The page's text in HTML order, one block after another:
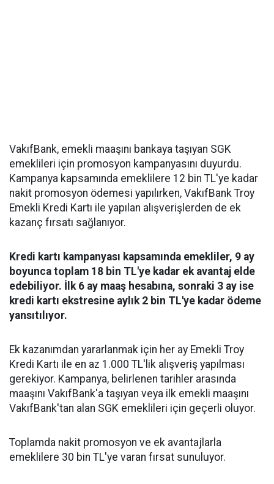
VakıfBank, emekli maaşını bankaya taşıyan SGK
emeklileri için promosyon kampanyasını duyurdu.
Kampanya kapsamında emeklilere 12 bin TL'ye kadar
nakit promosyon ödemesi yapılırken, VakıfBank Troy
Emekli Kredi Kartı ile yapılan alışverişlerden de ek
kazanç fırsatı sağlanıyor.
Kredi kartı kampanyası kapsamında emekliler, 9 ay
boyunca toplam 18 bin TL'ye kadar ek avantaj elde
edebiliyor. İlk 6 ay maaş hesabına, sonraki 3 ay ise
kredi kartı ekstresine aylık 2 bin TL'ye kadar ödeme
yansıtılıyor.
Ek kazanımdan yararlanmak için her ay Emekli Troy
Kredi Kartı ile en az 1.000 TL'lik alışveriş yapılması
gerekiyor. Kampanya, belirlenen tarihler arasında
maaşını VakıfBank'a taşıyan veya ilk emekli maaşını
VakıfBank'tan alan SGK emeklileri için geçerli oluyor.
Toplamda nakit promosyon ve ek avantajlarla
emeklilere 30 bin TL'ye varan fırsat sunuluyor.